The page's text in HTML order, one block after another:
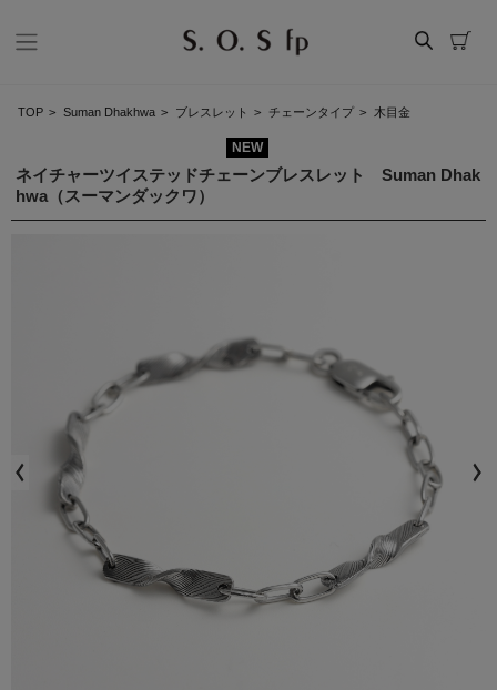
TOP > Suman Dhakhwa > ブレスレット > チェーンタイプ > 木目金
NEW
ネイチャーツイステッドチェーンブレスレット Suman Dhak
hwa（スーマンダックワ）